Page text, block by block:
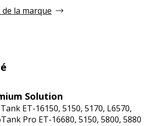
la marque
Solution
ET-16150, 5150, 5170, L6570,
Pro ET-16680, 5150, 5800, 5880